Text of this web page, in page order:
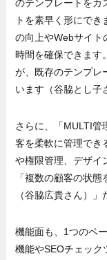
のテンプレートをカ
トを素早く形にで
の向上やWebサイト
時間を確保できます
が、既存のテンプレ
います（谷脇とし子
さらに、「MULTI管
客を柔軟に管理でき
や権限管理、デザイ
「複数の顧客の状
（谷脇広貴さん）」
機能面も、1つのペ
機能やSEOチェック